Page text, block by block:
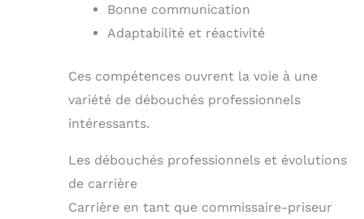
Bonne communication
Adaptabilité et réactivité
Ces compétences ouvrent la voie à une
variété de débouchés professionnels
intéressants.
Les débouchés professionnels et évolutions
de carrière
Carrière en tant que commissaire-priseur